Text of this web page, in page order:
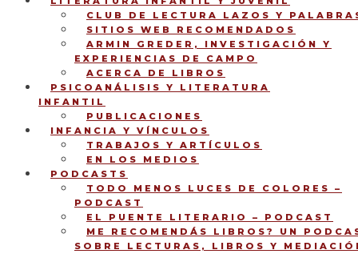
CLUB DE LECTURA LAZOS Y
SITIOS WEB RECOMENDADOS
ARMIN GREDER, INVESTIGACIÓN Y
EXPERIENCIAS DE CAMPO
ACERCA DE LIBROS
PSICOANÁLISIS Y LITERATURA
INFANTIL
PUBLICACIONES
INFANCIA Y VÍNCULOS
TRABAJOS Y ARTÍCULOS
EN LOS MEDIOS
PODCASTS
TODO MENOS LUCES DE COLORES –
PODCAST
EL PUENTE LITERARIO – PODCAST
ME RECOMENDÁS LIBROS? UN
SOBRE LECTURAS, LIBROS Y